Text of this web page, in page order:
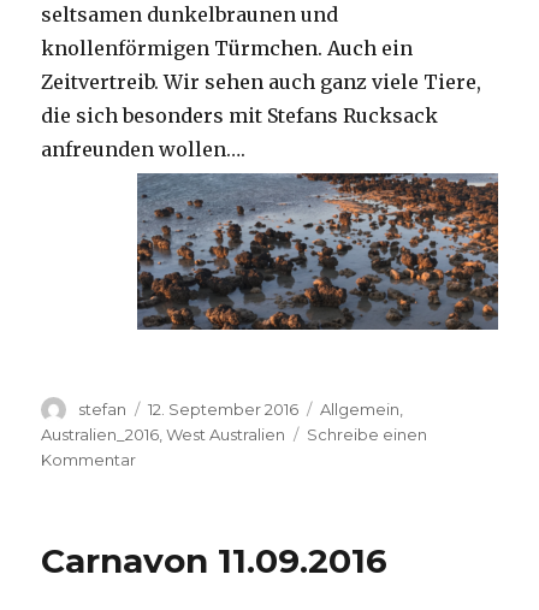
seltsamen dunkelbraunen und
knollenförmigen Türmchen. Auch ein
Zeitvertreib. Wir sehen auch ganz viele Tiere,
die sich besonders mit Stefans Rucksack
anfreunden wollen….
Autor
stefan
Veröffentlicht
am
12. September 2016 Kategorien
Allgemein
Australien_2016 ,West Australien
Schreibe einen
Kommentarzu
Carnavon 11.09.2016